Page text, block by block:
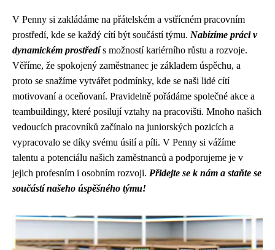
V Penny si zakládáme na přátelském a vstřícném pracovním
prostředí, kde se každý cítí být součástí týmu. Nabízíme práci v
dynamickém prostředís možností kariérního růstu a rozvoje.
Věříme, že spokojený zaměstnanec je základem úspěchu, a
proto se snažíme vytvářet podmínky, kde se naši lidé cítí
motivovaní a oceňovaní. Pravidelně pořádáme společné akce a
teambuildingy, které posilují vztahy na pracovišti. Mnoho našich
vedoucích pracovníků začínalo na juniorských pozicích a
vypracovalo se díky svému úsilí a píli. V Penny si vážíme
talentu a potenciálu našich zaměstnanců a podporujeme je v
jejich profesním i osobním rozvoji. Přidejte se k nám a staňte se
součástí našeho úspěšného týmu!